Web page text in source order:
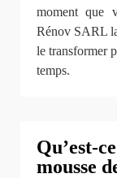
moment que
Rénov SARL
le transformer
temps.
Qu’est-
mousse